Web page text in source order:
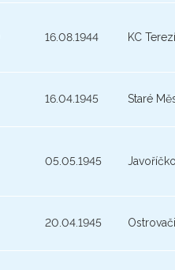
16.08.1944 KC
16.04.1945 Staré
05.05.1945
20.04.1945